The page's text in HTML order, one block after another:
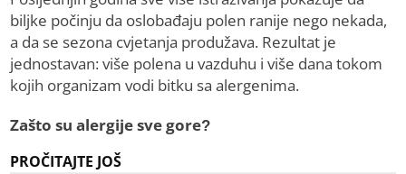
biljke počinju da oslobađaju polen ranije nego nekada,
a da se sezona cvjetanja produžava. Rezultat je
jednostavan: više polena u vazduhu i više dana tokom
kojih organizam vodi bitku sa alergenima.
Zašto su alergije sve gore?
PROČITAJTE JOŠ